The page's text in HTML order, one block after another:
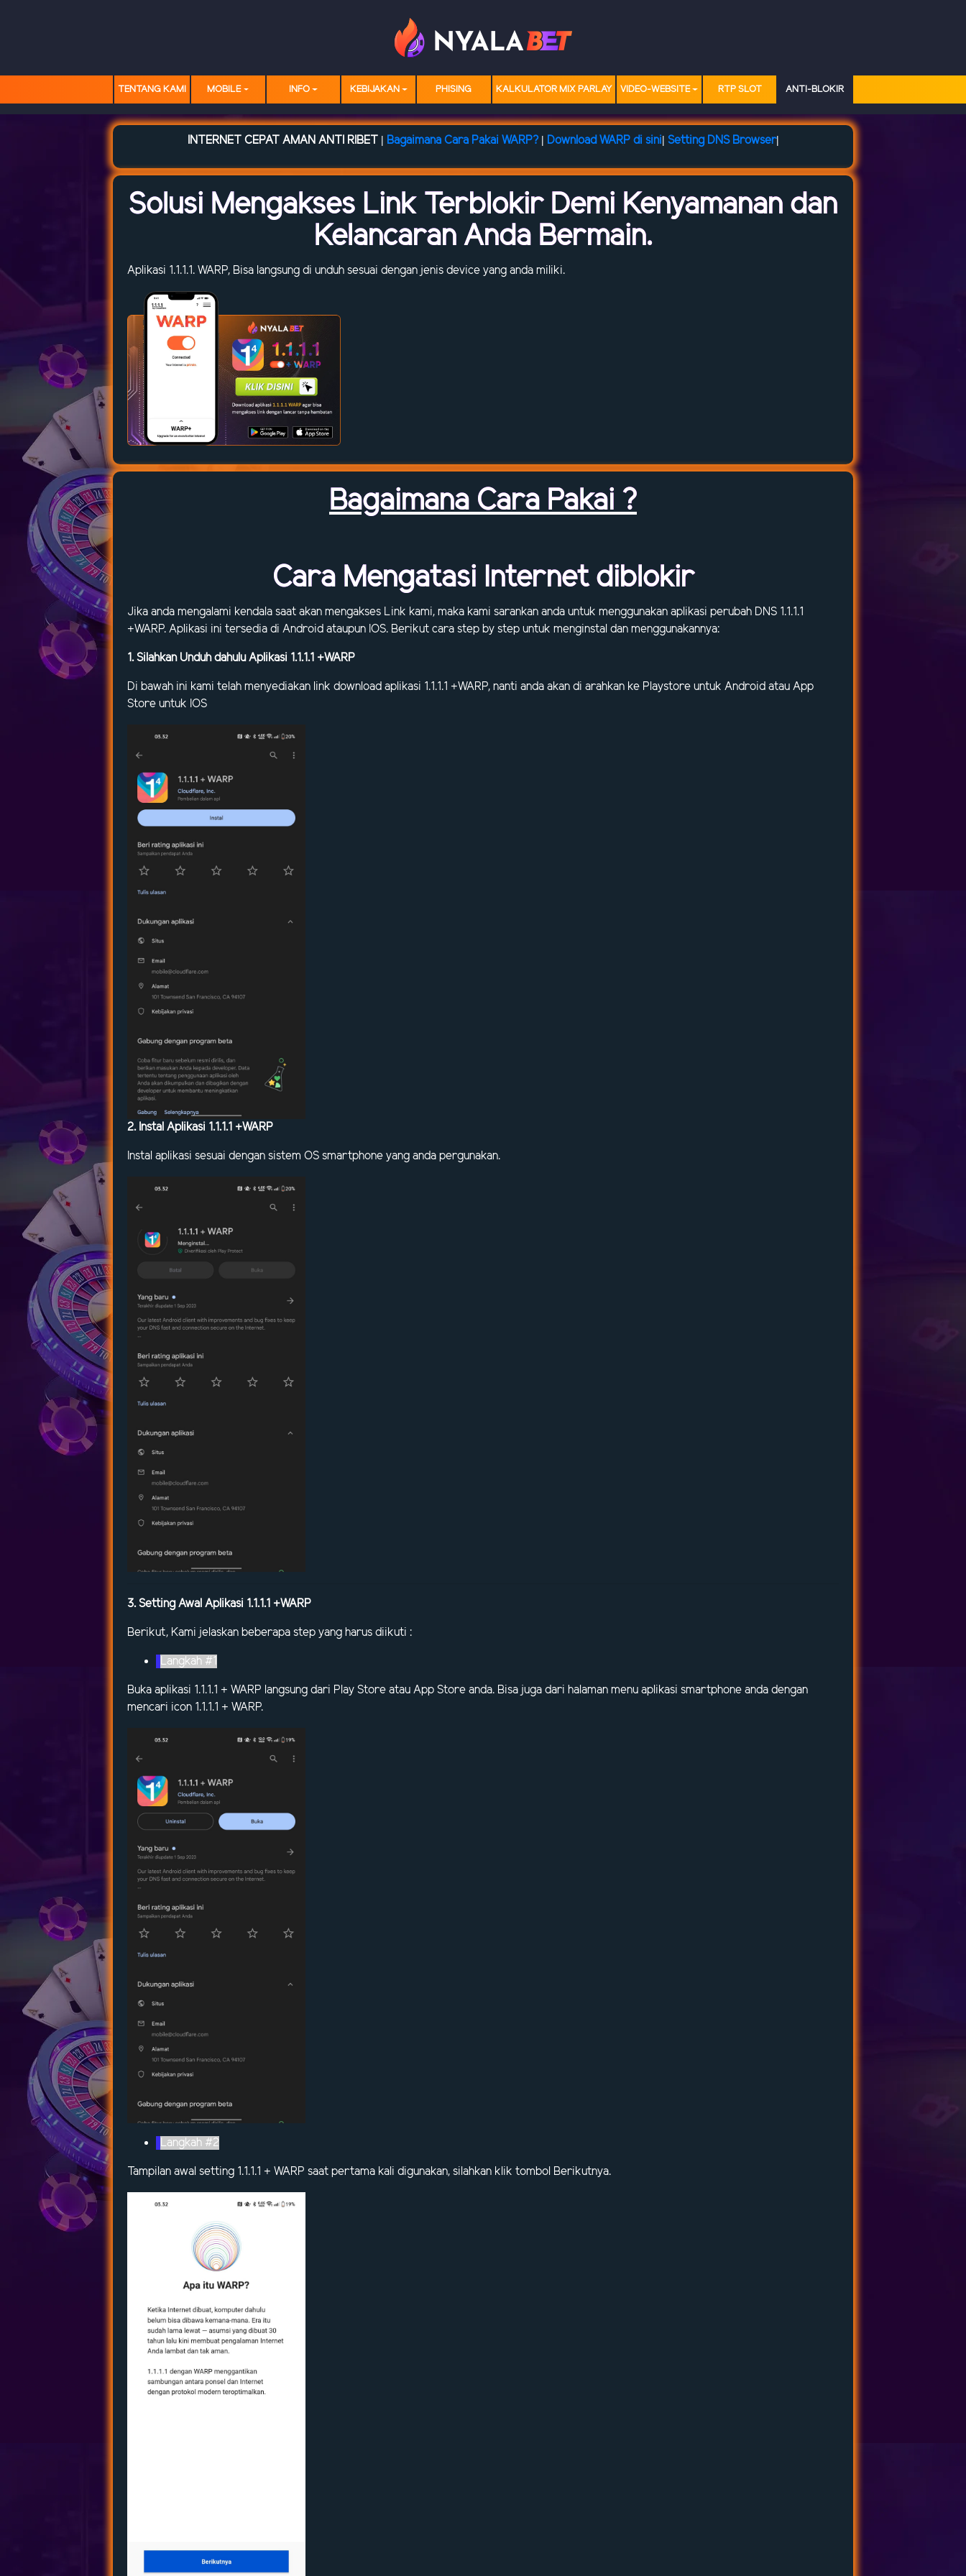
TENTANG KAMI MOBILE INFO KEBIJAKAN PHISING KALKULATOR MIX PARLAY VIDEO-WEBSITE RTP SLOT ANTI-BLOKIR
INTERNET CEPAT AMAN ANTI RIBET | Bagaimana Cara Pakai WARP?| Download WARP di sini| Setting DNS Browser|
Solusi Mengakses Link Terblokir Demi Kenyamanan dan
Kelancaran Anda Bermain.
Aplikasi 1.1.1.1. WARP, Bisa langsung di unduh sesuai dengan jenis device yang anda miliki.
Bagaimana Cara Pakai ?
Cara Mengatasi Internet diblokir
Jika anda mengalami kendala saat akan mengakses Link kami, maka kami sarankan anda untuk menggunakan aplikasi perubah DNS 1.1.1.1
+WARP. Aplikasi ini tersedia di Android ataupun IOS. Berikut cara step by step untuk menginstal dan menggunakannya:
1. Silahkan Unduh dahulu Aplikasi 1.1.1.1 +WARP
Di bawah ini kami telah menyediakan link download aplikasi 1.1.1.1 +WARP, nanti anda akan di arahkan ke Playstore untuk Android atau App
Store untuk IOS
2. Instal Aplikasi 1.1.1.1 +WARP
Instal aplikasi sesuai dengan sistem OS smartphone yang anda pergunakan.
3. Setting Awal Aplikasi 1.1.1.1 +WARP
Berikut, Kami jelaskan beberapa step yang harus diikuti :
Langkah #1
Buka aplikasi 1.1.1.1 + WARP langsung dari Play Store atau App Store anda. Bisa juga dari halaman menu aplikasi smartphone anda dengan
mencari icon 1.1.1.1 + WARP.
Langkah #2
Tampilan awal setting 1.1.1.1 + WARP saat pertama kali digunakan, silahkan klik tombol Berikutnya.